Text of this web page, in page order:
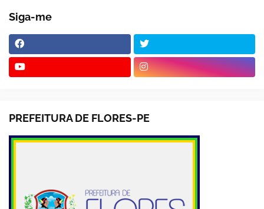
Siga-me
PREFEITURA DE FLORES-PE